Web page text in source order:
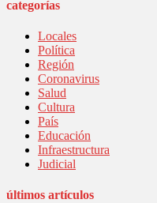
categorías
Locales
Política
Región
Coronavirus
Salud
Cultura
País
Educación
Infraestructura
Judicial
últimos artículos